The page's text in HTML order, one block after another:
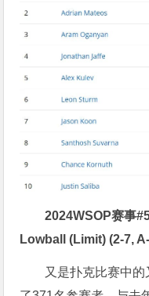
2024WSOP赛事
Lowball (Limit) (2-7,
又是扑克比赛中的